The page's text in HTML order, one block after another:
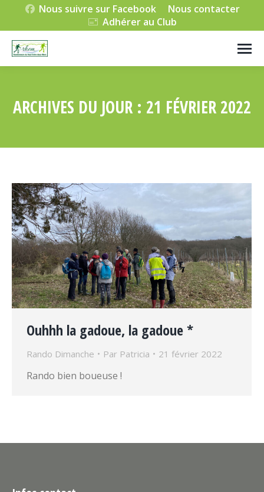
Nous suivre sur Facebook
Nous contacter
Adhérer au Club
ARCHIVES DU JOUR : 21 FÉVRIER 2022
Ouhhh la gadoue, la gadoue *
Rando Dimanche Par Patricia 21 février 2022
Rando bien boueuse !